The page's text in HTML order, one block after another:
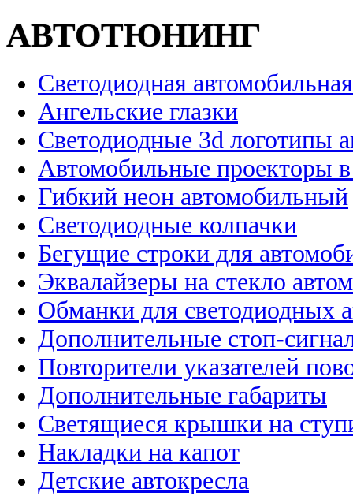
АВТОТЮНИНГ
Светодиодная
Ангельские глазки
Светодиодные 3d логотипы
Автомобильные проекторы
Гибкий неон автомобильный
Светодиодные колпачки
Бегущие строки для
Эквалайзеры на стекло
Обманки для светодиодных
Дополнительные стоп-
Повторители указателей
Дополнительные габариты
Светящиеся крышки на
Накладки на капот
Детские автокресла